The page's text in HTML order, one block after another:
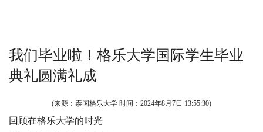
我们毕业啦！格乐大学国际学生毕业
典礼圆满礼成
(来源：泰国格乐大学 时间： 2024年8月7日 13:55:30)
回顾在格乐大学的时光